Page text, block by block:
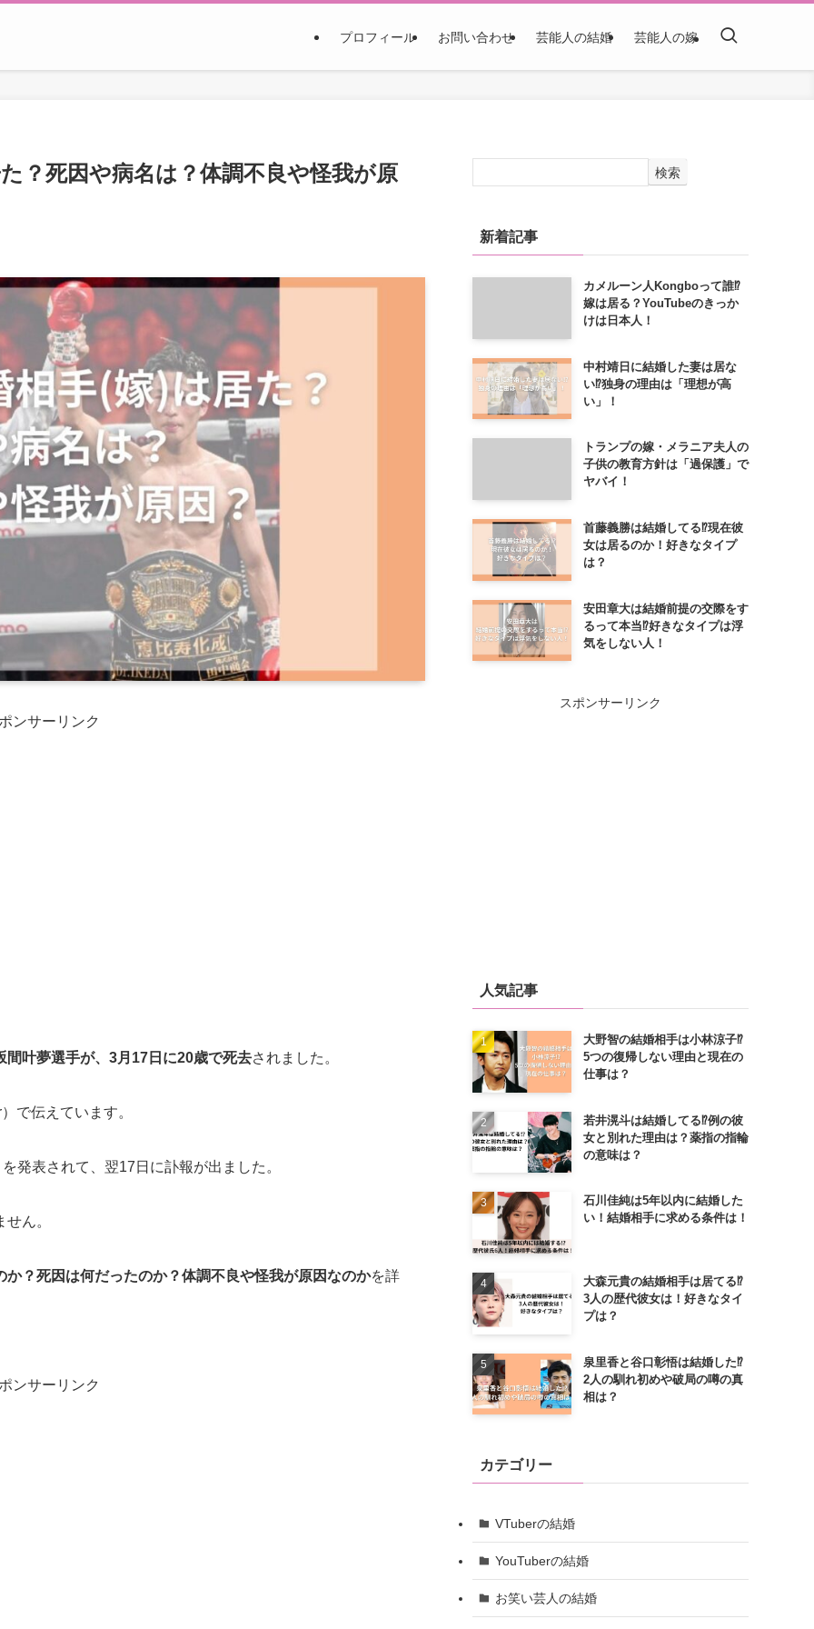
プロフィール お問い合わせ 芸能人の結婚 芸能人の嫁
？死因や病名は？体調不良や怪我が原
ンサーリンク
間叶夢選手が、3月17日に20歳で死去されました。
で伝えています。
発表されて、翌17日に訃報が出ました。
ん。
？死因は何だったのか？体調不良や怪我が原因なのかを詳
ンサーリンク
検索
新着記事
カメルーン人Kongboって誰⁉
嫁は居る？YouTubeのきっか
けは日本人！
中村靖日に結婚した妻は居な
い⁉独身の理由は「理想が高
い」！
トランプの嫁・メラニア夫人の
子供の教育方針は「過保護」で
ヤバイ！
首藤義勝は結婚してる⁉現在彼
女は居るのか！好きなタイプ
は？
安田章大は結婚前提の交際をす
るって本当⁉好きなタイプは浮
気をしない人！
スポンサーリンク
人気記事
大野智の結婚相手は小林涼子⁉
5つの復帰しない理由と現在の
仕事は？
若井滉斗は結婚してる⁉例の彼
女と別れた理由は？薬指の指輪
の意味は？
石川佳純は5年以内に結婚した
い！結婚相手に求める条件は！
大森元貴の結婚相手は居てる⁉
3人の歴代彼女は！好きなタイ
プは？
泉里香と谷口彰悟は結婚した⁉
2人の馴れ初めや破局の噂の真
相は？
カテゴリー
VTuberの結婚
YouTuberの結婚
お笑い芸人の結婚